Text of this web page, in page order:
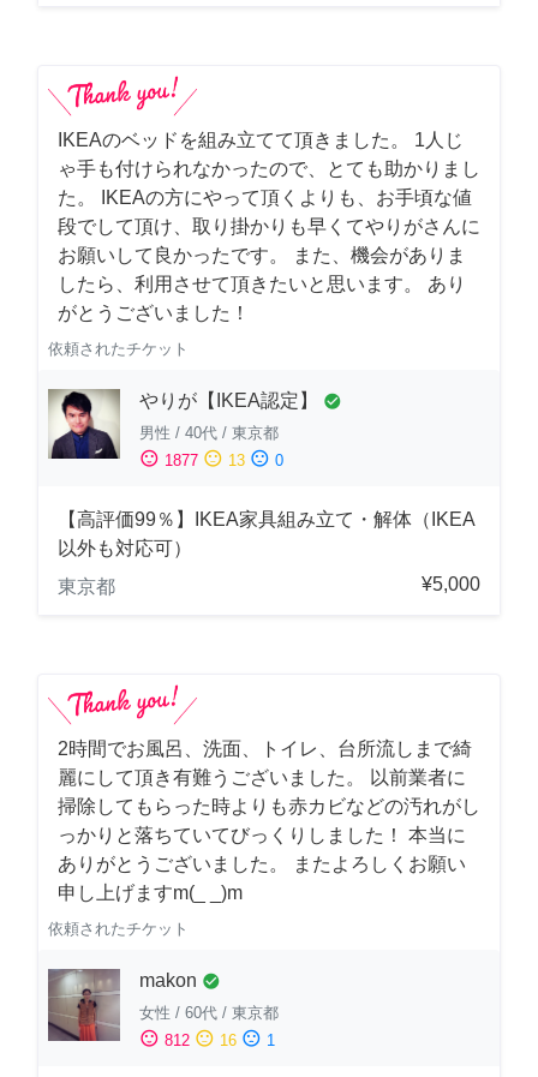
IKEAのベッドを組み立てて頂きました。 1人じ
ゃ手も付けられなかったので、とても助かりまし
た。 IKEAの方にやって頂くよりも、お手頃な値
段でして頂け、取り掛かりも早くてやりがさんに
お願いして良かったです。 また、機会がありま
したら、利用させて頂きたいと思います。 あり
がとうございました！
依頼されたチケット
やりが【IKEA認定】 check_circle
男性 / 40代 / 東京都
sentiment_satisfied 1877 sentiment_neutral 13 sentiment_dissatisfied 0
【高評価99％】IKEA家具組み立て・解体（IKEA
以外も対応可）
東京都
¥5,000
2時間でお風呂、洗面、トイレ、台所流しまで綺
麗にして頂き有難うございました。 以前業者に
掃除してもらった時よりも赤カビなどの汚れがし
っかりと落ちていてびっくりしました！ 本当に
ありがとうございました。 またよろしくお願い
申し上げますm(_ _)m
依頼されたチケット
makon check_circle
女性 / 60代 / 東京都
sentiment_satisfied 812 sentiment_neutral 16 sentiment_dissatisfied 1